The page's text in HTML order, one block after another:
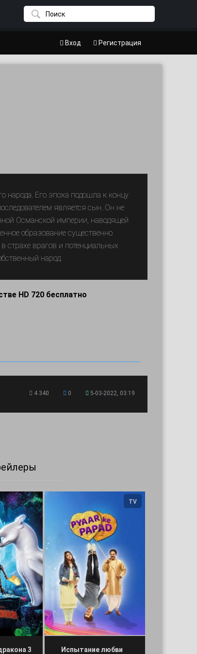
Вход Регистрация
народа. Его эпоха подошла к концу
является сын. Он не
Османской империи, наводящей
образование существенно
врагов и потенциальных
народ.
HD 720 бесплатно
4 340 0 5-03-2022, 03:19
3
TV
Испытание любви